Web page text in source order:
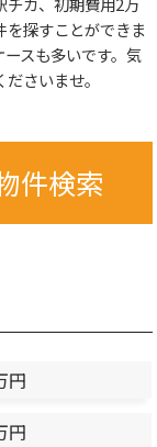
探すことができま
スも多いです。気
さいませ。
件検索
円
円